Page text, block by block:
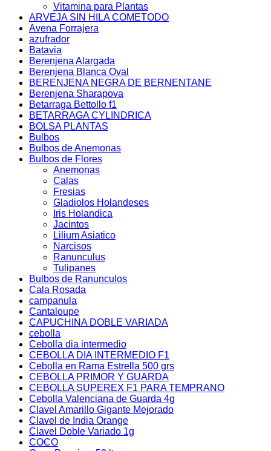
Vitamina para Plantas
ARVEJA SIN HILA COMETODO
Avena Forrajera
azufrador
Batavia
Berenjena Alargada
Berenjena Blanca Oval
BERENJENA NEGRA DE BERNENTANE
Berenjena Sharapova
Betarraga Bettollo f1
BETARRAGA CYLINDRICA
BOLSA PLANTAS
Bulbos
Bulbos de Anemonas
Bulbos de Flores
Anemonas
Calas
Fresias
Gladiolos Holandeses
Iris Holandica
Jacintos
Lilium Asiatico
Narcisos
Ranunculus
Tulipanes
Bulbos de Ranunculos
Cala Rosada
campanula
Cantaloupe
CAPUCHINA DOBLE VARIADA
cebolla
Cebolla dia intermedio
CEBOLLA DIA INTERMEDIO F1
Cebolla en Rama Estrella 500 grs
CEBOLLA PRIMOR Y GUARDA
CEBOLLA SUPEREX F1 PARA TEMPRANO
Cebolla Valenciana de Guarda 4g
Clavel Amarillo Gigante Mejorado
Clavel de India Orange
Clavel Doble Variado 1g
COCO